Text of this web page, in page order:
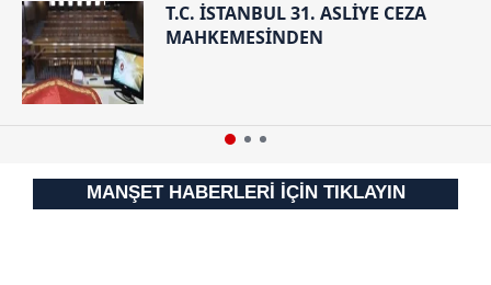
T.C. İSTANBUL 31. ASLİYE CEZA
MAHKEMESİNDEN
MANŞET HABERLERİ İÇİN TIKLAYIN